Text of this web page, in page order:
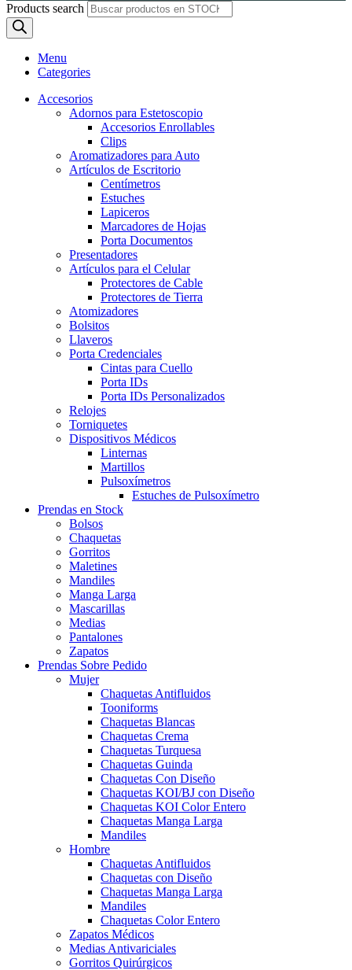
Products search
Menu
Categories
Accesorios
Adornos para Estetoscopio
Accesorios Enrollables
Clips
Aromatizadores para Auto
Artículos de Escritorio
Centímetros
Estuches
Lapiceros
Marcadores de Hojas
Porta Documentos
Presentadores
Artículos para el Celular
Protectores de Cable
Protectores de Tierra
Atomizadores
Bolsitos
Llaveros
Porta Credenciales
Cintas para Cuello
Porta IDs
Porta IDs Personalizados
Relojes
Torniquetes
Dispositivos Médicos
Linternas
Martillos
Pulsoxímetros
Estuches de Pulsoxímetro
Prendas en Stock
Bolsos
Chaquetas
Gorritos
Maletines
Mandiles
Manga Larga
Mascarillas
Medias
Pantalones
Zapatos
Prendas Sobre Pedido
Mujer
Chaquetas Antifluidos
Tooniforms
Chaquetas Blancas
Chaquetas Crema
Chaquetas Turquesa
Chaquetas Guinda
Chaquetas Con Diseño
Chaquetas KOI/BJ con Diseño
Chaquetas KOI Color Entero
Chaquetas Manga Larga
Mandiles
Hombre
Chaquetas Antifluidos
Chaquetas con Diseño
Chaquetas Manga Larga
Mandiles
Chaquetas Color Entero
Zapatos Médicos
Medias Antivariciales
Gorritos Quirúrgicos